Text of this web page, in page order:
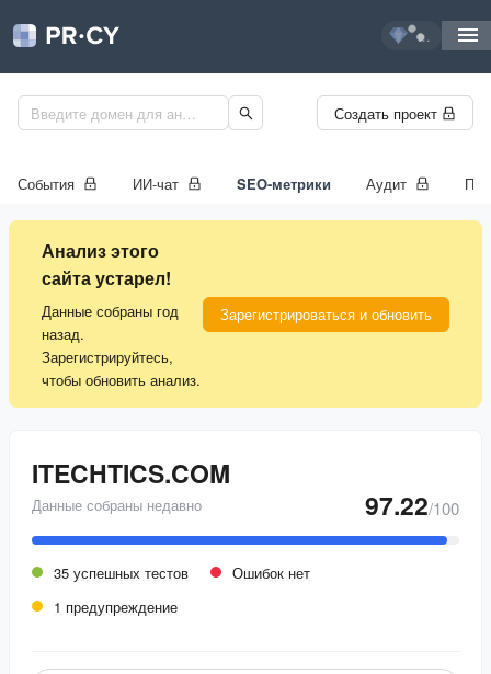
...
Создать проект
События ИИ-чат SEO-метрики Аудит
Анализ этого
сайта устарел!
Данные собраны год
назад.
Зарегистрируйтесь,
чтобы обновить анализ.
Зарегистрироваться и обновить
ITECHTICS.COM
Данные собраны недавно 97.22/100
35 успешных тестов
Ошибок нет
1 предупреждение